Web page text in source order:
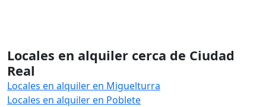
Locales en alquiler cerca de Ciudad
Real
Locales en alquiler en Miguelturra
Locales en alquiler en Poblete